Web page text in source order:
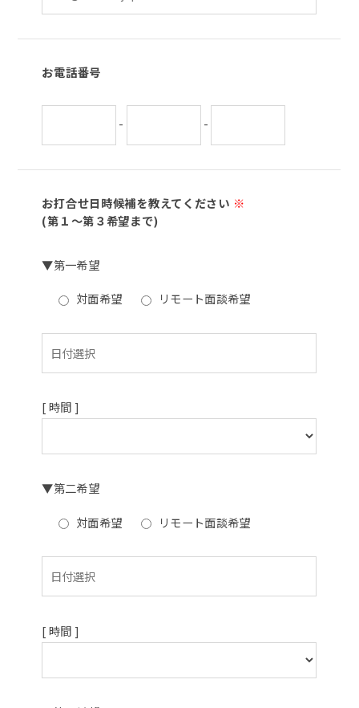
お電話番号
- -
お打合せ日時候補を教えてください ※
(第１～第３希望まで)
▼第一希望
対面希望 リモート面談希望
[ 時間 ]
▼第二希望
対面希望 リモート面談希望
[ 時間 ]